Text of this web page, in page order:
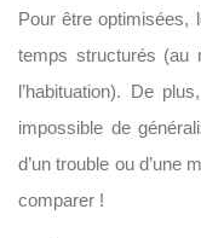
Pour être optimisées,
temps structurés (au
l’habituation). De
impossible de
d’un trouble ou d’une
comparer !